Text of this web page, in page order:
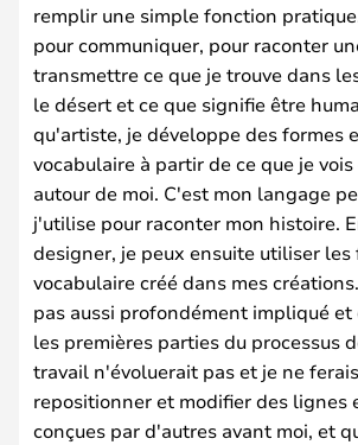
remplir une simple fonction
pour communiquer, pour raconter
transmettre ce que je trouve dans
le désert et ce que signifie être
qu'artiste, je développe des formes
vocabulaire à partir de ce que je
autour de moi. C'est mon langage
j'utilise pour raconter mon histoire.
designer, je peux ensuite utiliser les
vocabulaire créé dans mes
pas aussi profondément impliqué
les premières parties du processus
travail n'évoluerait pas et je ne
repositionner et modifier des lignes
conçues par d'autres avant moi, et